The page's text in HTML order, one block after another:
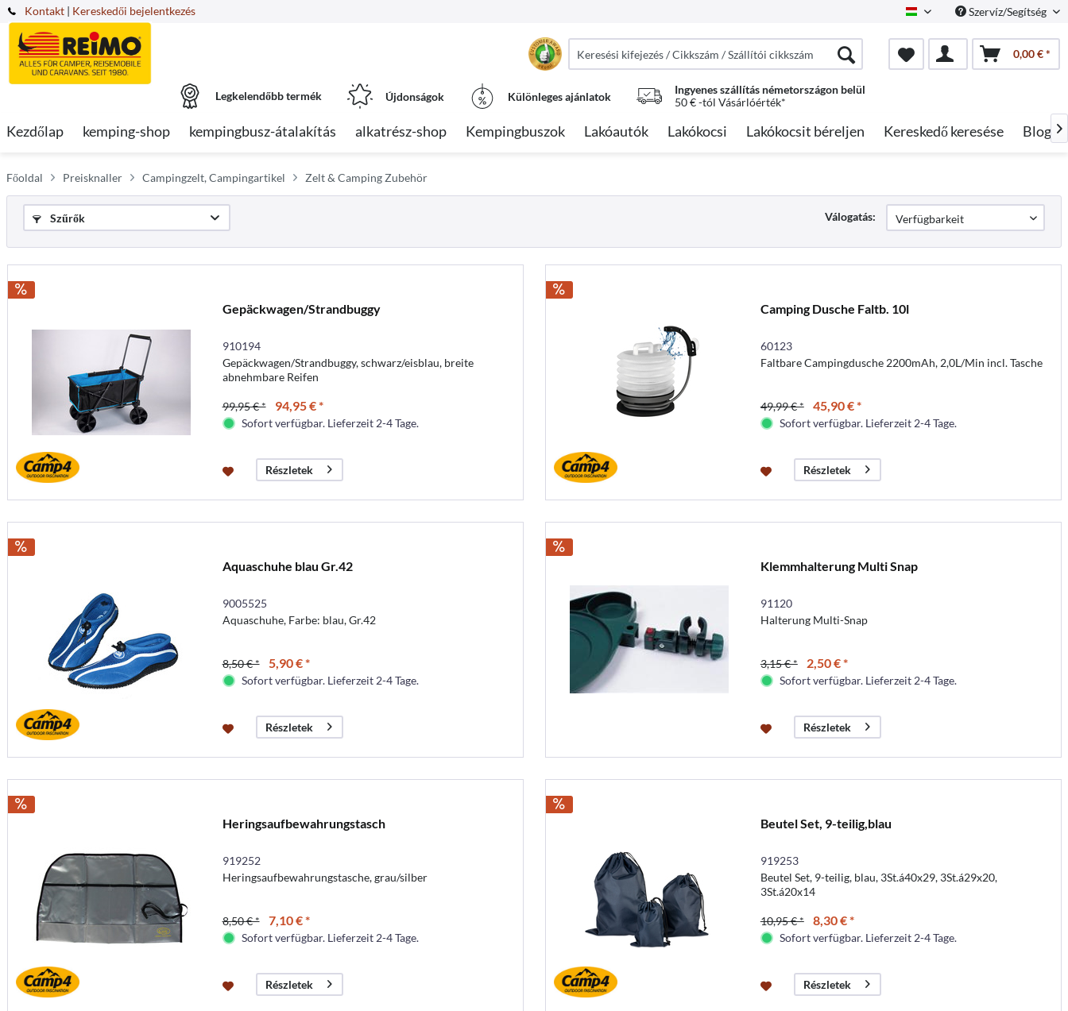
Kontakt HungarianSzervíz/Segítség
| Kereskedői bejelentkezés
0,00 € *
Legkelendőbb termék Újdonságok Különleges ajánlatok
Ingyenes szállítás németországon belül
50 € -tól Vásárlóérték*
Kezdőlap kemping-shop kempingbusz-átalakítás alkatrész-shop Kempingbuszok Lakóautók Lakókocsi Lakókocsit béreljen Kereskedő keresése Blog 
Főoldal Preisknaller Campingzelt, Campingartikel Zelt & Camping Zubehör
Szűrők Válogatás:
Gepäckwagen/Strandbuggy
910194
Gepäckwagen/Strandbuggy, schwarz/eisblau, breite
abnehmbare Reifen
99,95 € * 94,95 € *
Sofort verfügbar. Lieferzeit 2-4 Tage.
Részletek
Camping Dusche Faltb. 10l
60123
Faltbare Campingdusche 2200mAh, 2,0L/Min incl. Tasche
49,99 € * 45,90 € *
Sofort verfügbar. Lieferzeit 2-4 Tage.
Részletek
Aquaschuhe blau Gr.42
9005525
Aquaschuhe, Farbe: blau, Gr.42
8,50 € * 5,90 € *
Sofort verfügbar. Lieferzeit 2-4 Tage.
Részletek
Klemmhalterung Multi Snap
91120
Halterung Multi-Snap
3,15 € * 2,50 € *
Sofort verfügbar. Lieferzeit 2-4 Tage.
Részletek
Heringsaufbewahrungstasch
919252
Heringsaufbewahrungstasche, grau/silber
8,50 € * 7,10 € *
Sofort verfügbar. Lieferzeit 2-4 Tage.
Részletek
Beutel Set, 9-teilig,blau
919253
Beutel Set, 9-teilig, blau, 3St.á40x29, 3St.á29x20,
3St.á20x14
10,95 € * 8,30 € *
Sofort verfügbar. Lieferzeit 2-4 Tage.
Részletek